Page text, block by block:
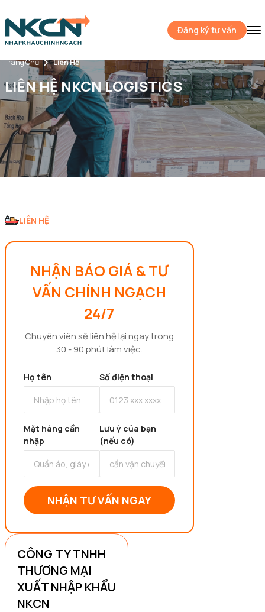
Đăng ký tư vấn
Trang Chủ Liên Hệ
LIÊN HỆ NKCN LOGISTICS
LIÊN HỆ
NHẬN BÁO GIÁ & TƯ
VẤN CHÍNH NGẠCH
24/7
Chuyên viên sẽ liên hệ lại ngay trong
30 - 90 phút làm việc.
Họ tên Số điện thoại
Mặt hàng cần
nhập
Lưu ý của bạn
(nếu có)
NHẬN TƯ VẤN NGAY
CÔNG TY TNHH
THƯƠNG MẠI
XUẤT NHẬP KHẨU
NKCN